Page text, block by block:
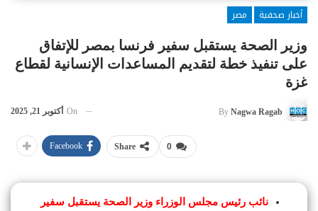
أخبار صحفية
مصر
وزير الصحة يستقبل سفير فرنسا بمصر للإتفاق
على تنفيذ خطة لتقديم المساعدات الإنسانية لقطاع
غزة
By Nagwa Ragab
On أكتوبر 21, 2025
0
Share
Facebook
نائب رئيس مجلس الوزراء وزير الصحة يستقبل سفير